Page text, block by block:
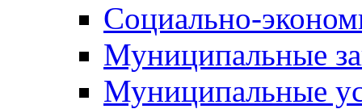
Социально-
Муниципальные
Муниципальные